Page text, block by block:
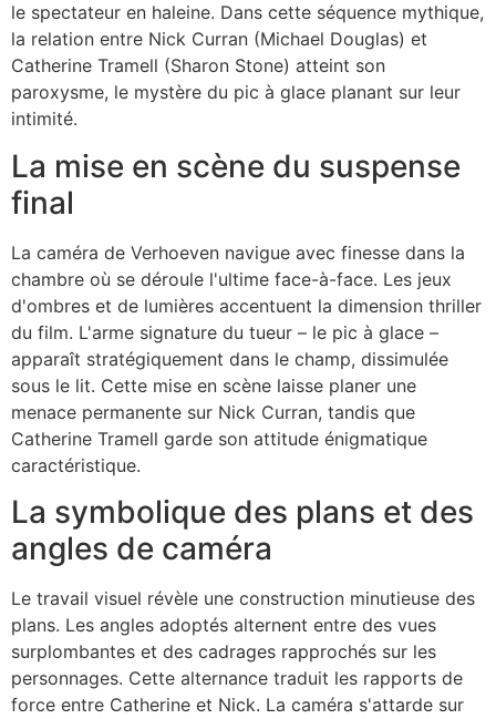
le spectateur en haleine. Dans cette séquence mythique,
la relation entre Nick Curran (Michael Douglas) et
Catherine Tramell (Sharon Stone) atteint son
paroxysme, le mystère du pic à glace planant sur leur
intimité.
La mise en scène du suspense
final
La caméra de Verhoeven navigue avec finesse dans la
chambre où se déroule l'ultime face-à-face. Les jeux
d'ombres et de lumières accentuent la dimension thriller
du film. L'arme signature du tueur – le pic à glace –
apparaît stratégiquement dans le champ, dissimulée
sous le lit. Cette mise en scène laisse planer une
menace permanente sur Nick Curran, tandis que
Catherine Tramell garde son attitude énigmatique
caractéristique.
La symbolique des plans et des
angles de caméra
Le travail visuel révèle une construction minutieuse des
plans. Les angles adoptés alternent entre des vues
surplombantes et des cadrages rapprochés sur les
personnages. Cette alternance traduit les rapports de
force entre Catherine et Nick. La caméra s'attarde sur